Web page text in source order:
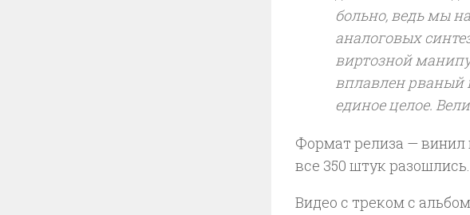
больно, ведь мы
аналоговых
виртозной
вплавлен
единое целое.
Формат релиза —
все 350 штук разошлись.
Видео с треком с